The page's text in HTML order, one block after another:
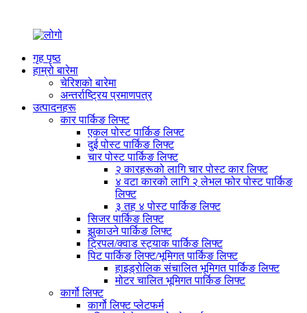
गृह पृष्ठ
हाम्रो बारेमा
चेरिशको बारेमा
अन्तर्राष्ट्रिय प्रमाणपत्र
उत्पादनहरू
कार पार्किङ लिफ्ट
एकल पोस्ट पार्किङ लिफ्ट
दुई पोस्ट पार्किङ लिफ्ट
चार पोस्ट पार्किङ लिफ्ट
२ कारहरूको लागि चार पोस्ट कार लिफ्ट
४ वटा कारको लागि २ लेभल फोर पोस्ट पार्किङ
लिफ्ट
३ तह ४ पोस्ट पार्किङ लिफ्ट
सिजर पार्किङ लिफ्ट
झुकाउने पार्किङ लिफ्ट
ट्रिपल/क्वाड स्ट्याक पार्किङ लिफ्ट
पिट पार्किङ लिफ्ट/भूमिगत पार्किङ लिफ्ट
हाइड्रोलिक संचालित भूमिगत पार्किङ लिफ्ट
मोटर चालित भूमिगत पार्किङ लिफ्ट
कार्गो लिफ्ट
कार्गो लिफ्ट प्लेटफर्म